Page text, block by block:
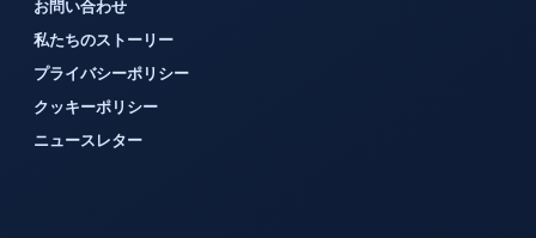
お問い合わせ
私たちのストーリー
プライバシーポリシー
クッキーポリシー
ニュースレター